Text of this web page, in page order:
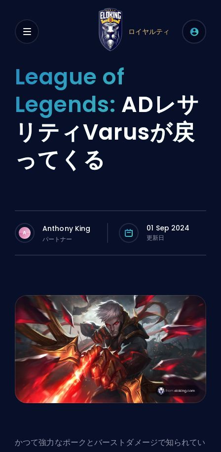
ロイヤルティ
League of
Legends: ADレサ
リティVarusが戻
ってくる
A Anthony King
パートナー
01 Sep 2024
更新日
かつて強力なポークとバーストダメージで知られてい